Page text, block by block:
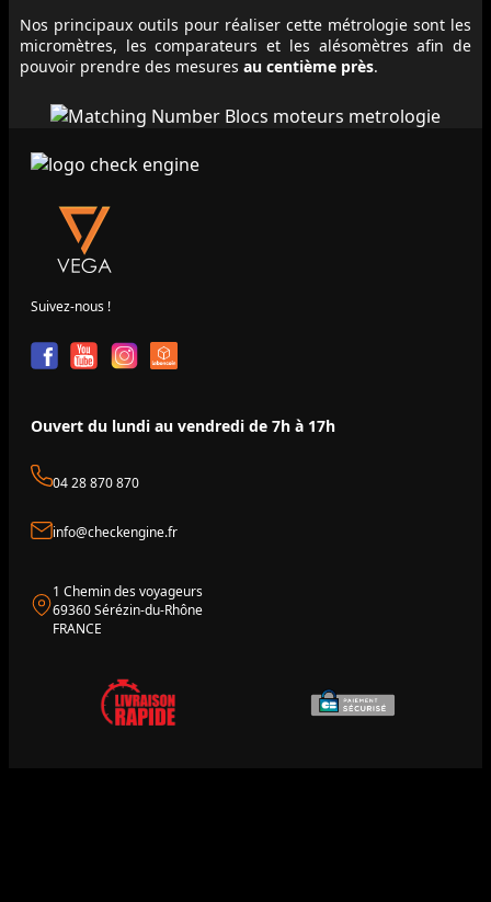
Nos principaux outils pour réaliser cette métrologie sont les
micromètres, les comparateurs et les alésomètres afin de
pouvoir prendre des mesures au centième près.
Suivez-nous !
Ouvert du lundi au vendredi de 7h à 17h
04 28 870 870
info@checkengine.fr
1 Chemin des voyageurs
69360 Sérézin-du-Rhône
FRANCE